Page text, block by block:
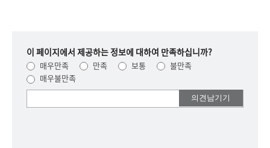
이 페이지에서 제공하는 정보에 대하여 만족하십니까?
매우만족 만족 보통
불만족
매우불만족
의견을